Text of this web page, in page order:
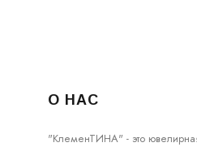
О НАС
"КлеменТИНА" - это